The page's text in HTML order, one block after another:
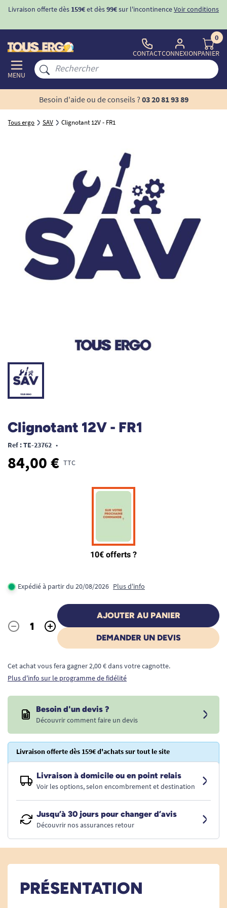
Livraison offerte dès 159€et dès99€sur l'incontinenceVoir conditions
MENU
CONTACTCONNEXION
0
PANIER
Besoin d'aide ou de conseils ? 03 20 81 93 89
Tous ergo SAV Clignotant 12V - FR1
Clignotant 12V - FR1
Ref : TE-23762 •
84,00 € TTC
Expédié à partir du 20/08/2026 Plus d'info
Quantité
- +
AJOUTER AU PANIER
DEMANDER UN DEVIS
Cet achat vous fera gagner 2,00 € dans votre cagnotte.
Plus d'info sur le programme de fidélité
Besoin d'un devis ?
Découvrir comment faire un devis
Livraison offerte dès 159€ d'achats sur tout le site
Livraison à domicile ou en point relais
Voir les options, selon encombrement et destination
Jusqu’à 30 jours pour changer d’avis
Découvrir nos assurances retour
PRÉSENTATION